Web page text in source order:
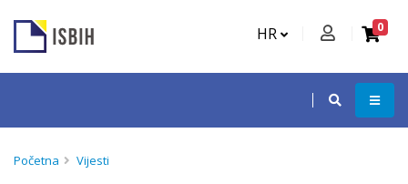
HR 0
Početna Vijesti